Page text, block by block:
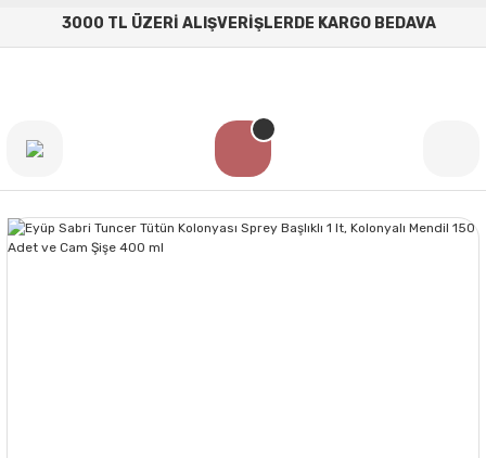
3000 TL ÜZERİ ALIŞVERİŞLERDE KARGO BEDAVA